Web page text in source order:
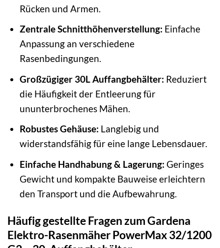
Rücken und Armen.
Zentrale Schnitthöhenverstellung: Einfache
Anpassung an verschiedene
Rasenbedingungen.
Großzügiger 30L Auffangbehälter: Reduziert
die Häufigkeit der Entleerung für
ununterbrochenes Mähen.
Robustes Gehäuse: Langlebig und
widerstandsfähig für eine lange Lebensdauer.
Einfache Handhabung & Lagerung: Geringes
Gewicht und kompakte Bauweise erleichtern
den Transport und die Aufbewahrung.
Häufig gestellte Fragen zum Gardena
Elektro-Rasenmäher PowerMax 32/1200